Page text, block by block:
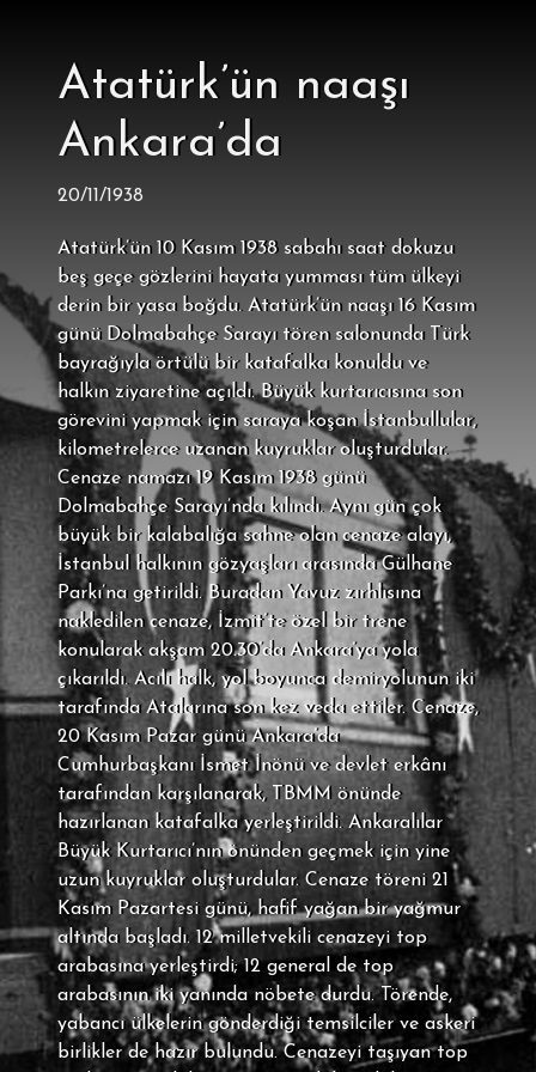
Atatürk’ün naaşı
Ankara’da
20/11/1938
Atatürk’ün 10 Kasım 1938 sabahı saat dokuzu
beş geçe gözlerini hayata yumması tüm ülkeyi
derin bir yasa boğdu. Atatürk’ün naaşı 16 Kasım
günü Dolmabahçe Sarayı tören salonunda Türk
bayrağıyla örtülü bir katafalka konuldu ve
halkın ziyaretine açıldı. Büyük kurtarıcısına son
görevini yapmak için saraya koşan İstanbullular,
kilometrelerce uzanan kuyruklar oluşturdular.
Cenaze namazı 19 Kasım 1938 günü
Dolmabahçe Sarayı’nda kılındı. Aynı gün çok
büyük bir kalabalığa sahne olan cenaze alayı,
İstanbul halkının gözyaşları arasında Gülhane
Parkı’na getirildi. Buradan Yavuz zırhlısına
nakledilen cenaze, İzmit’te özel bir trene
konularak akşam 20.30’da Ankara’ya yola
çıkarıldı. Acılı halk, yol boyunca demiryolunun iki
tarafında Atalarına son kez veda ettiler. Cenaze,
20 Kasım Pazar günü Ankara’da
Cumhurbaşkanı İsmet İnönü ve devlet erkânı
tarafından karşılanarak, TBMM önünde
hazırlanan katafalka yerleştirildi. Ankaralılar
Büyük Kurtarıcı’nın önünden geçmek için yine
uzun kuyruklar oluşturdular. Cenaze töreni 21
Kasım Pazartesi günü, hafif yağan bir yağmur
altında başladı. 12 milletvekili cenazeyi top
arabasına yerleştirdi; 12 general de top
arabasının iki yanında nöbete durdu. Törende,
yabancı ülkelerin gönderdiği temsilciler ve askeri
birlikler de hazır bulundu. Cenazeyi taşıyan top